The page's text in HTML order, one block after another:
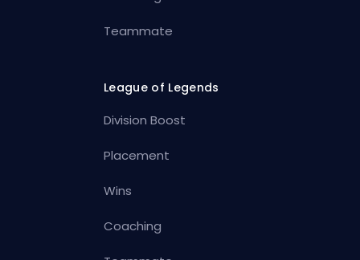
Teammate
League of Legends
Division Boost
Placement
Wins
Coaching